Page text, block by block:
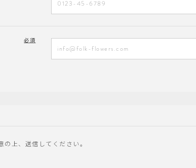
必須
の上、送信してください。